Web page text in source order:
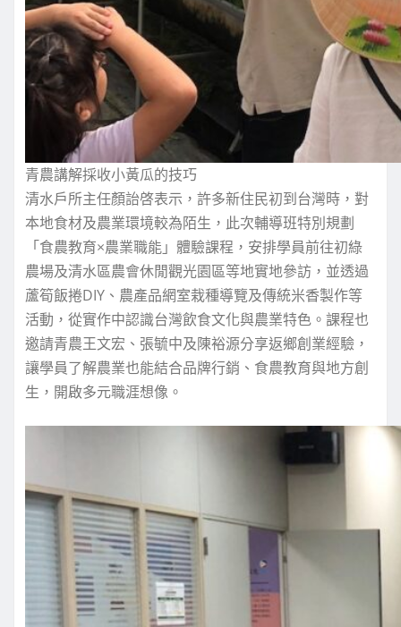
青農講解採收小黃瓜的技巧
清水戶所主任顏詒啓表示，許多新住民初到台灣時，對
本地食材及農業環境較為陌生，此次輔導班特別規劃
「食農教育×農業職能」體驗課程，安排學員前往初綠
農場及清水區農會休閒觀光園區等地實地參訪，並透過
蘆筍飯捲DIY、農產品網室栽種導覽及傳統米香製作等
活動，從實作中認識台灣飲食文化與農業特色。課程也
邀請青農王文宏、張毓中及陳裕源分享返鄉創業經驗，
讓學員了解農業也能結合品牌行銷、食農教育與地方創
生，開啟多元職涯想像。